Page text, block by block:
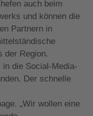
auch beim
und können die
Partnern in
der Region.
in die Social-Media-
Der schnelle
„Wir wollen eine